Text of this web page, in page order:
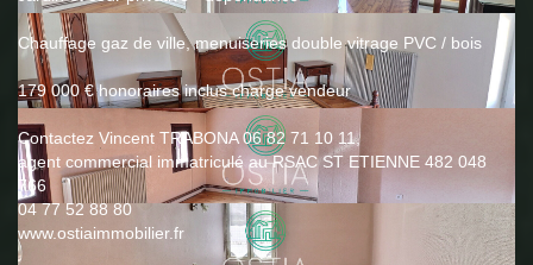
Chauffage gaz de ville, menuiseries double vitrage PVC / bois
179 000 € honoraires inclus charge vendeur
Contactez Vincent TRABONA 06 82 71 10 11,
agent commercial immatriculé au RSAC ST ETIENNE 482 048
766
04 77 52 88 80
www.ostiaimmobilier.fr